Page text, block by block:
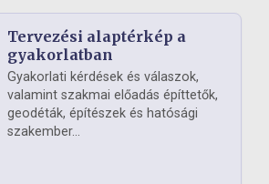
Tervezési alaptérkép a
gyakorlatban
Gyakorlati kérdések és válaszok,
valamint szakmai előadás építtetők,
geodéták, építészek és hatósági
szakember...